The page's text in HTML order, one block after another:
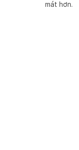
mát hơn.